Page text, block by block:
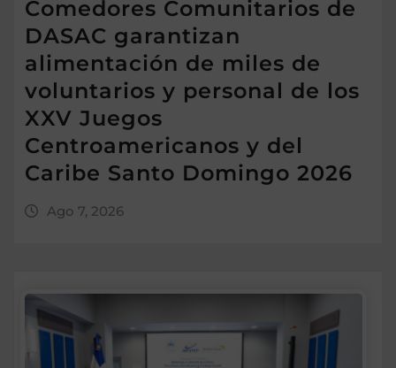
Comedores Comunitarios de
DASAC garantizan
alimentación de miles de
voluntarios y personal de los
XXV Juegos
Centroamericanos y del
Caribe Santo Domingo 2026
Ago 7, 2026